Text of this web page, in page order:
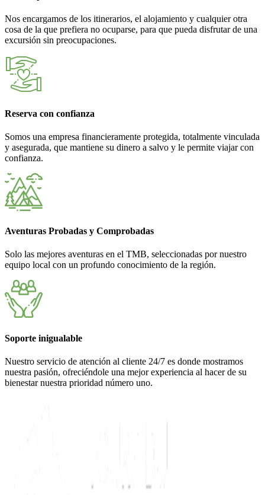
Nos encargamos de los itinerarios, el alojamiento y cualquier otra
cosa de la que prefiera no ocuparse, para que pueda disfrutar de una
excursión sin preocupaciones.
Reserva con confianza
Somos una empresa financieramente protegida, totalmente vinculada
y asegurada, que mantiene su dinero a salvo y le permite viajar con
confianza.
Aventuras Probadas y Comprobadas
Solo las mejores aventuras en el TMB, seleccionadas por nuestro
equipo local con un profundo conocimiento de la región.
Soporte inigualable
Nuestro servicio de atención al cliente 24/7 es donde mostramos
nuestra pasión, ofreciéndole una mejor experiencia al hacer de su
bienestar nuestra prioridad número uno.